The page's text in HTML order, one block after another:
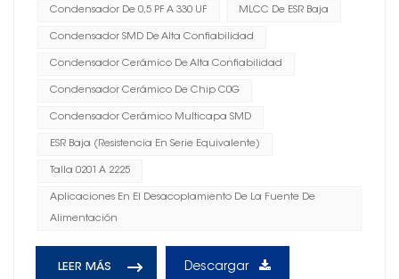
Condensador De 0,5 PF A 330 UF MLCC De ESR Baja
Condensador SMD De Alta Confiabilidad
Condensador Cerámico De Alta Confiabilidad
Condensador Cerámico De Chip C0G
Condensador Cerámico Multicapa SMD
ESR Baja (resistencia En Serie Equivalente)
Talla 0201 A 2225
Aplicaciones En El Desacoplamiento De La Fuente De
Alimentación
LEER MÁS Descargar